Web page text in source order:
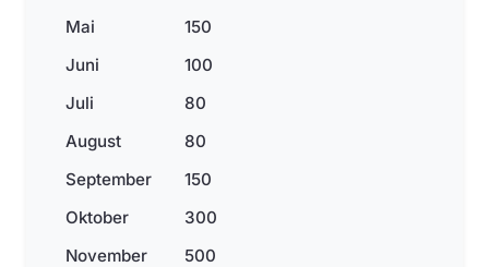
Mai
150
Juni
100
Juli
80
August
80
September
150
Oktober
300
November
500